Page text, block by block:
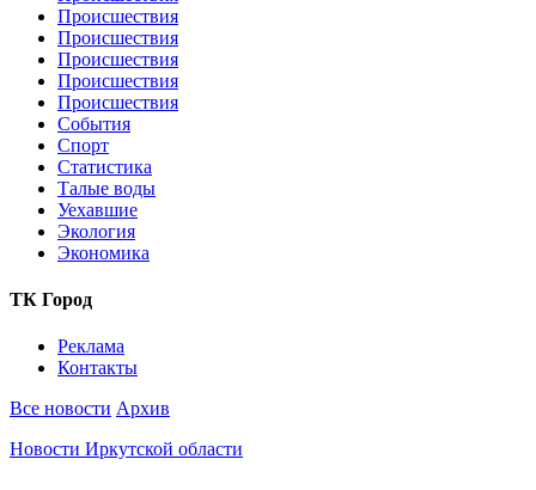
Происшествия
Происшествия
Происшествия
Происшествия
Происшествия
События
Спорт
Статистика
Талые воды
Уехавшие
Экология
Экономика
ТК Город
Реклама
Контакты
Все новости Архив
Новости Иркутской области